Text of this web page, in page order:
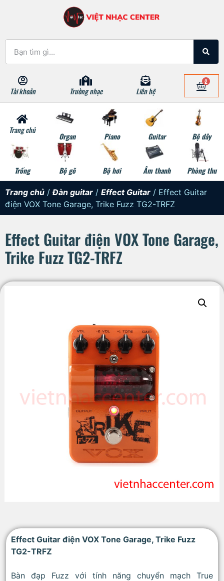
Tài khoản Trường nhạc Liên hệ
0
Trang chủ
Organ Piano Guitar Bộ dây
Trống Bộ gõ Bộ hơi Âm thanh Phòng thu
Trang chủ /Đàn guitar / Effect Guitar / Effect Guitar
điện VOX Tone Garage, Trike Fuzz TG2-TRFZ
Effect Guitar điện VOX Tone Garage,
Trike Fuzz TG2-TRFZ
Effect Guitar điện VOX Tone Garage, Trike Fuzz
TG2-TRFZ
Bàn đạp Fuzz với tính năng chuyển mạch True